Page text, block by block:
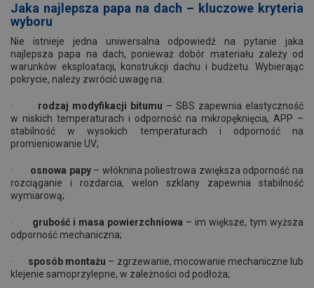
Jaka najlepsza papa na dach – kluczowe kryteria
wyboru
Nie istnieje jedna uniwersalna odpowiedź na pytanie jaka
najlepsza papa na dach, ponieważ dobór materiału zależy od
warunków eksploatacji, konstrukcji dachu i budżetu. Wybierając
pokrycie, należy zwrócić uwagę na:
· rodzaj modyfikacji bitumu – SBS zapewnia elastyczność
w niskich temperaturach i odporność na mikropęknięcia, APP –
stabilność w wysokich temperaturach i odporność na
promieniowanie UV;
· osnowa papy– włóknina poliestrowa zwiększa odporność na
rozciąganie i rozdarcia, welon szklany zapewnia stabilność
wymiarową;
· grubość i masa powierzchniowa – im większe, tym wyższa
odporność mechaniczna;
· sposób montażu – zgrzewanie, mocowanie mechaniczne lub
klejenie samoprzylepne, w zależności od podłoża;